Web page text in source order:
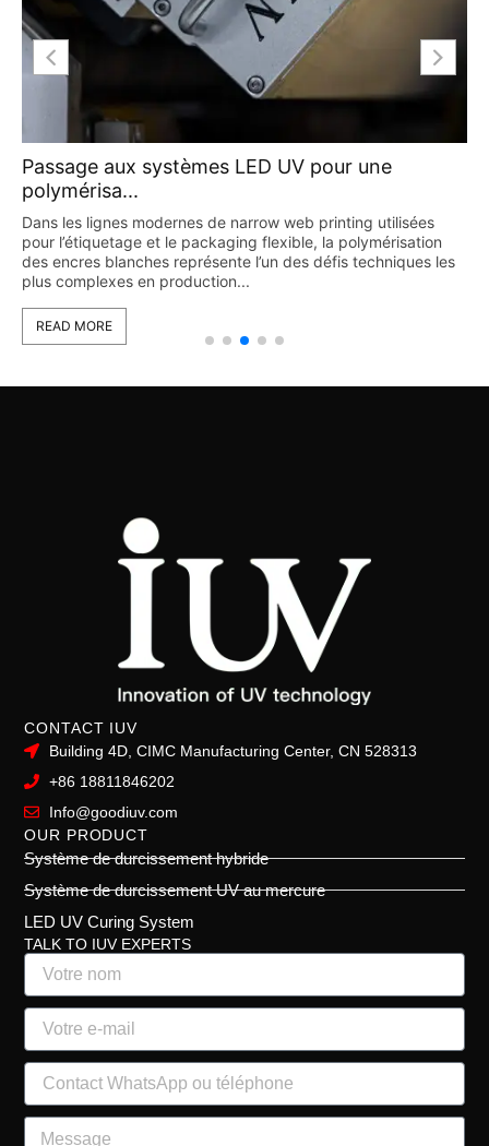
Passage aux systèmes LED UV pour une
polymérisa...
Dans les lignes modernes de narrow web printing utilisées
pour l’étiquetage et le packaging flexible, la polymérisation
des encres blanches représente l’un des défis techniques les
plus complexes en production...
READ MORE
CONTACT IUV
Building 4D, CIMC Manufacturing Center, CN 528313
+86 18811846202
Info@goodiuv.com
OUR PRODUCT
Système de durcissement hybride
Système de durcissement UV au mercure
LED UV Curing System
TALK TO IUV EXPERTS